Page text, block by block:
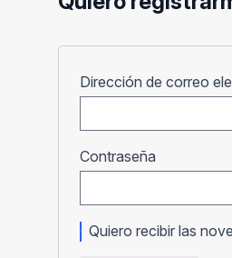
Dirección de correo
Contraseña
Quiero recibir las